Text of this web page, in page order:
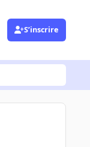
S’inscrire